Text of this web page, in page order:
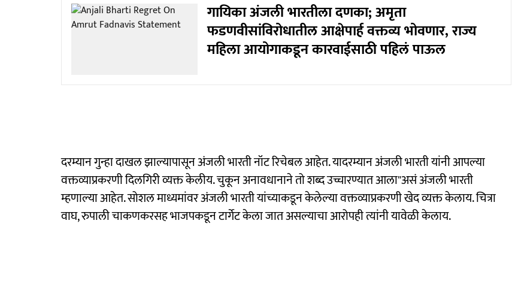
गायिका अंजली भारतीला दणका; अमृता
फडणवीसांविरोधातील आक्षेपार्ह वक्तव्य भोवणार, राज्य
महिला आयोगाकडून कारवाईसाठी पहिलं पाऊल
दरम्यान गुन्हा दाखल झाल्यापासून अंजली भारती नॉट रिचेबल आहेत. यादरम्यान अंजली भारती यांनी आपल्या
वक्तव्याप्रकरणी दिलगिरी व्यक्त केलीय. चुकून अनावधानाने तो शब्द उच्चारण्यात आला"असं अंजली भारती
म्हणाल्या आहेत. सोशल माध्यमांवर अंजली भारती यांच्याकडून केलेल्या वक्तव्याप्रकरणी खेद व्यक्त केलाय. चित्रा
वाघ, रुपाली चाकणकरसह भाजपकडून टार्गेट केला जात असल्याचा आरोपही त्यांनी यावेळी केलाय.